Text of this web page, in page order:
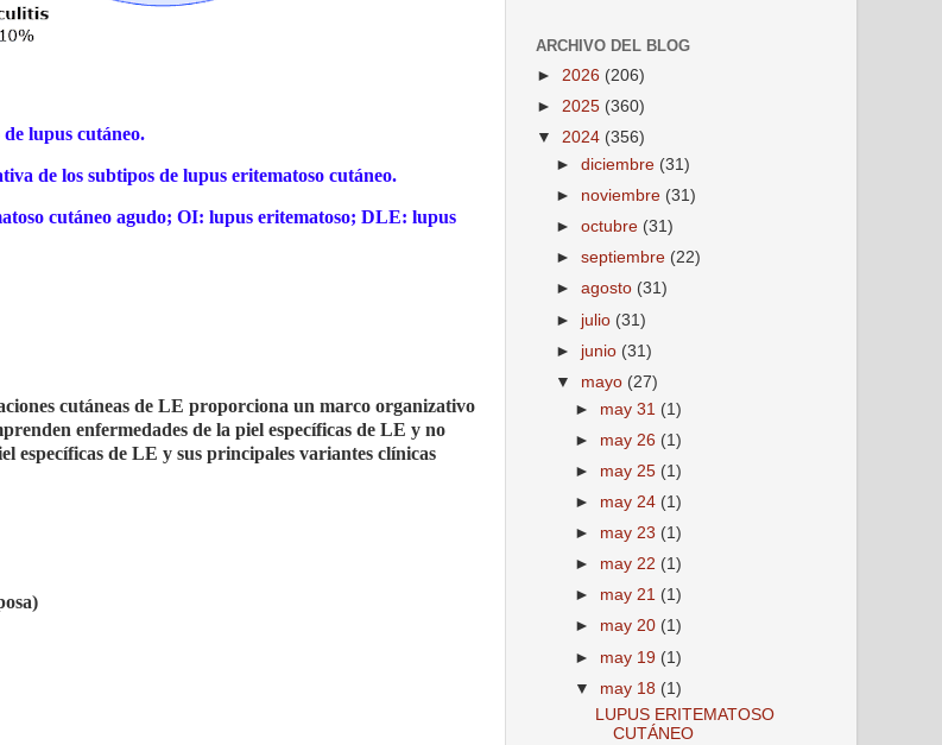
lupus cutáneo.
de los subtipos de lupus eritematoso cutáneo.
cutáneo agudo; OI: lupus eritematoso; DLE: lupus
cutáneas de LE proporciona un marco organizativo
enfermedades de la piel específicas de LE y no
específicas de LE y sus principales variantes clínicas
ARCHIVO DEL BLOG
► 2026 (206)
► 2025 (360)
▼ 2024 (356)
►diciembre (31)
► noviembre (31)
►octubre (31)
►septiembre (22)
►agosto (31)
► julio (31)
► junio (31)
▼ mayo (27)
► may 31 (1)
► may 26 (1)
► may 25 (1)
► may 24 (1)
► may 23 (1)
► may 22 (1)
► may 21 (1)
► may 20 (1)
► may 19 (1)
▼ may 18 (1)
LUPUS ERITEMATOSO
CUTÁNEO